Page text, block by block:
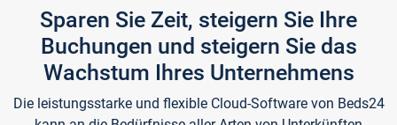
Sparen Sie Zeit, steigern Sie Ihre
Buchungen und steigern Sie das
Wachstum Ihres Unternehmens
Die leistungsstarke und flexible Cloud-Software von Beds24